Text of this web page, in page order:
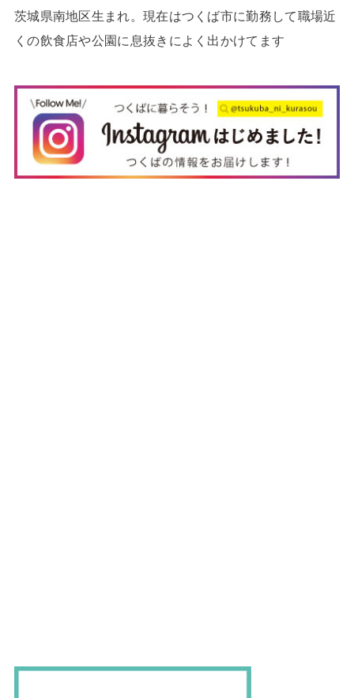
茨城県南地区生まれ。現在はつくば市に勤務して職場近
くの飲食店や公園に息抜きによく出かけてます